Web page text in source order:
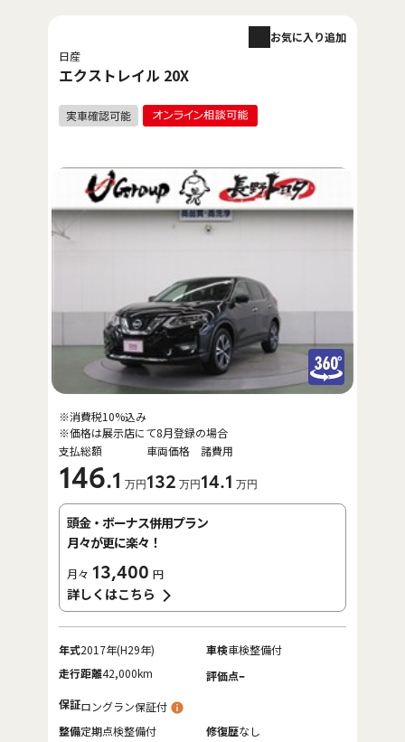
日産
エクストレイル 20X
お気に入り追加
支払総額
146.1 万円
車両価格
132 万円
諸費用
14.1 万円
※消費税10%込み
※価格は展示店にて8月登録の場合
頭金・ボーナス併用プラン
月々が更に楽々！
月々 13,400 円
詳しくはこちら
年式2017年(H29年) 車検車検整備付
走行距離42,000km 評価点-
保証ロングラン保証付
整備定期点検整備付 修復歴なし